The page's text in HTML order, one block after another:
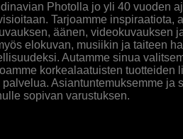
Photolla jo yli 40 vuoden
Tarjoamme inspiraatiota,
äänen, videokuvauksen
elokuvan, musiikin ja taiteen
Autamme sinua
korkealaatuisten tuotteiden
Asiantuntemuksemme ja
sopivan varustuksen.